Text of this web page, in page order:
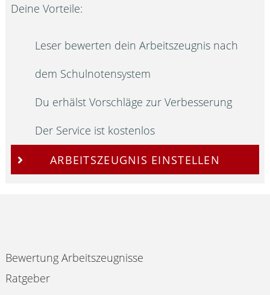
Deine Vorteile:
Leser bewerten dein Arbeitszeugnis nach
dem Schulnotensystem
Du erhälst Vorschläge zur Verbesserung
Der Service ist kostenlos
ARBEITSZEUGNIS EINSTELLEN
Bewertung Arbeitszeugnisse
Ratgeber